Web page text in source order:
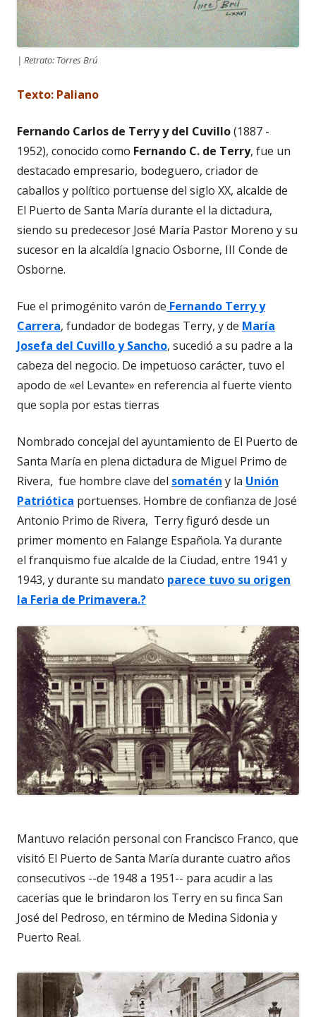
| Retrato: Torres Brú
Texto: Paliano
Fernando Carlos de Terry y del Cuvillo(1887 -
1952), conocido como Fernando C. de Terry, fue un
destacado empresario, bodeguero, criador de
caballos y político portuense del siglo XX, alcalde de
El Puerto de Santa María durante el la dictadura,
siendo su predecesor José María Pastor Moreno y su
sucesor en la alcaldía Ignacio Osborne, III Conde de
Osborne.
Fue el primogénito varón de Fernando Terry y
Carrera, fundador de bodegas Terry, y de María
Josefa del Cuvillo y Sancho, sucedió a su padre a la
cabeza del negocio. De impetuoso carácter, tuvo el
apodo de «el Levante» en referencia al fuerte viento
que sopla por estas tierras
Nombrado concejal del ayuntamiento de El Puerto de
Santa María en plena dictadura de Miguel Primo de
Rivera, fue hombre clave del somatén y la Unión
Patriótica portuenses. Hombre de confianza de José
Antonio Primo de Rivera, Terry figuró desde un
primer momento en Falange Española. Ya durante
el franquismo fue alcalde de la Ciudad, entre 1941 y
1943, y durante su mandato parece tuvo su origen
la Feria de Primavera.?
Mantuvo relación personal con Francisco Franco, que
visitó El Puerto de Santa María durante cuatro años
consecutivos --de 1948 a 1951-- para acudir a las
cacerías que le brindaron los Terry en su finca San
José del Pedroso, en término de Medina Sidonia y
Puerto Real.